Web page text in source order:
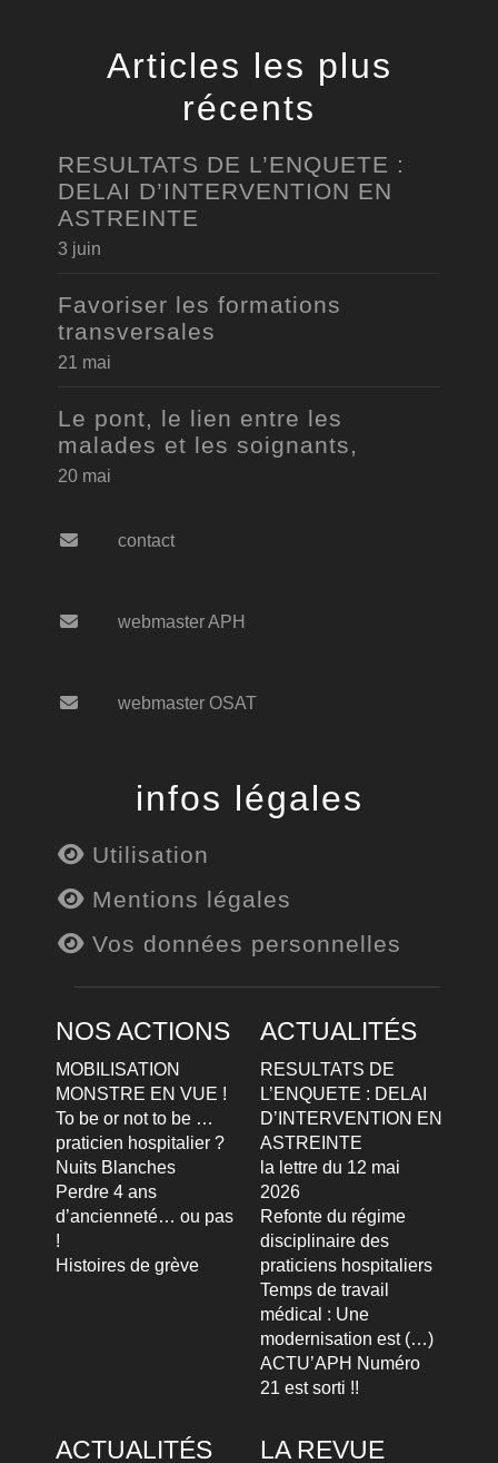
Articles les plus
récents
RESULTATS DE L’ENQUETE :
DELAI D’INTERVENTION EN
ASTREINTE
3 juin
Favoriser les formations
transversales
21 mai
Le pont, le lien entre les
malades et les soignants,
20 mai
contact
webmaster APH
webmaster OSAT
infos légales
Utilisation
Mentions légales
Vos données personnelles
NOS ACTIONS
MOBILISATION
MONSTRE EN VUE !
To be or not to be …
praticien hospitalier ?
Nuits Blanches
Perdre 4 ans
d’ancienneté… ou pas
!
Histoires de grève
ACTUALITÉS
RESULTATS DE
L’ENQUETE : DELAI
D’INTERVENTION EN
ASTREINTE
la lettre du 12 mai
2026
Refonte du régime
disciplinaire des
praticiens hospitaliers
Temps de travail
médical : Une
modernisation est (…)
ACTU’APH Numéro
21 est sorti !!
ACTUALITÉS
LA REVUE